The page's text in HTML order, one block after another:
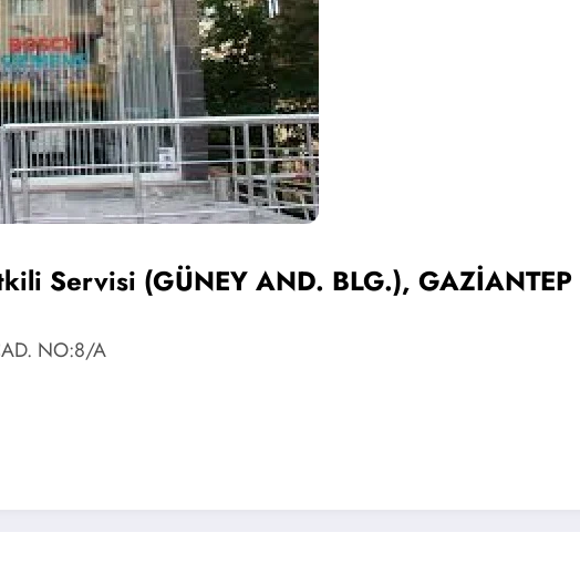
Servisi (GÜNEY AND. BLG.), GAZİANTEP
NO:8/A